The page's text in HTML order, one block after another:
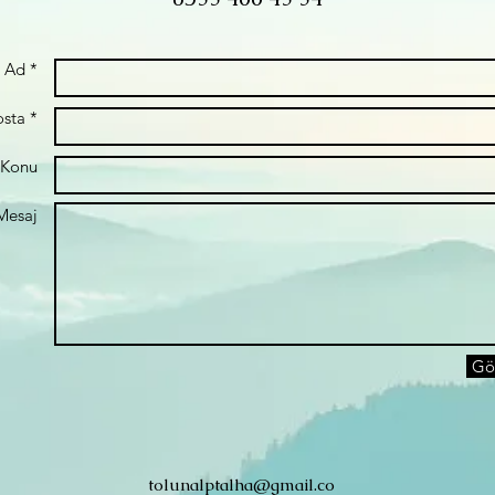
Ad *
*
Konu
tolunalptalha@gmail.co